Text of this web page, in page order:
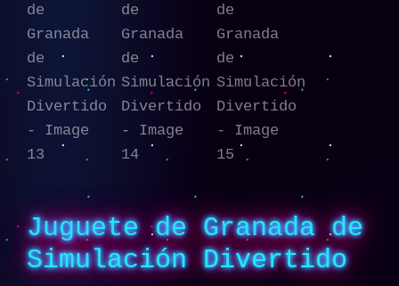
Juguete de Granada de
Simulación Divertido